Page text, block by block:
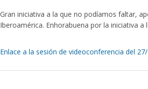
Gran iniciativa a la que no podíamos faltar,
Iberoamérica. Enhorabuena por la iniciativa a
Enlace a la sesión de videoconferencia del